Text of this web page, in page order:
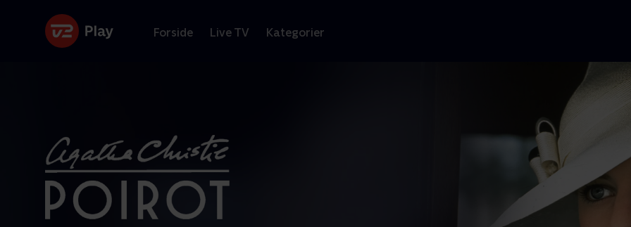
Forside Live TV Kategorier